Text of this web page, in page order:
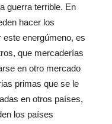
guerra terrible. En
hacer los
este energúmeno, es
que mercaderías
en otro mercado
primas que se le
en otros países,
los países